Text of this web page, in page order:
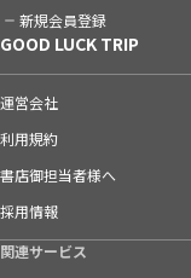
新規会員登録
GOOD LUCK TRIP
運営会社
利用規約
書店御担当者様へ
採用情報
関連サービス